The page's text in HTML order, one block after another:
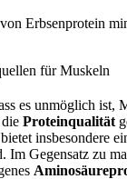
Erbsenprotein
es unmöglich ist,
Proteinqualität
insbesondere
Im Gegensatz zu